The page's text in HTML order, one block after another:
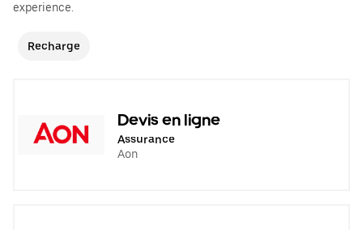
experience.
Recharge
Devis en ligne
Assurance
Aon